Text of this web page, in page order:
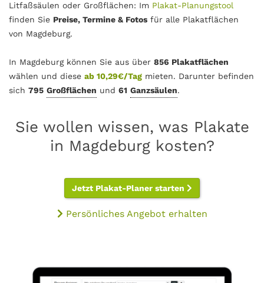
Litfaßsäulen oder Großflächen: Im Plakat-Planungstool
finden Sie Preise, Termine & Fotos für alle Plakatflächen
von Magdeburg.
In Magdeburg können Sie aus über 856 Plakatflächen
wählen und diese ab 10,29€/Tag mieten. Darunter befinden
sich 795 Großflächen und 61 Ganzsäulen.
Sie wollen wissen, was Plakate
in Magdeburg kosten?
Jetzt Plakat-Planer starten
Persönliches Angebot erhalten